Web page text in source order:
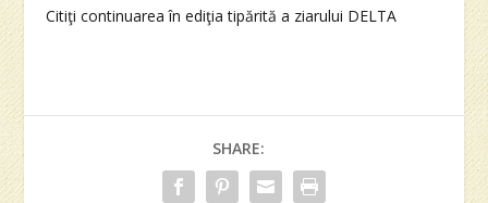
Citiţi continuarea în ediţia tipărită a ziarului DELTA
SHARE: